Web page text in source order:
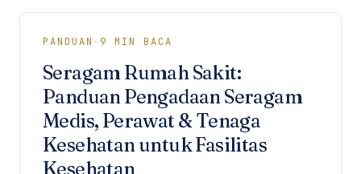
PANDUAN · 9 MIN BACA
Seragam Rumah Sakit:
Panduan Pengadaan Seragam
Medis, Perawat & Tenaga
Kesehatan untuk Fasilitas
Kesehatan